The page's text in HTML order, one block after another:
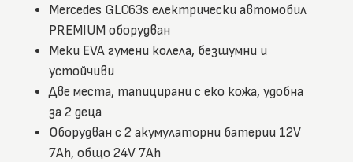
Mercedes GLC63s електрически автомобил
PREMIUM оборудван
Меки EVA гумени колела, безшумни и
устойчиви
Две места, тапицирани с еко кожа, удобна
за 2 деца
Оборудван с 2 акумулаторни батерии 12V
7Ah, общо 24V 7Ah